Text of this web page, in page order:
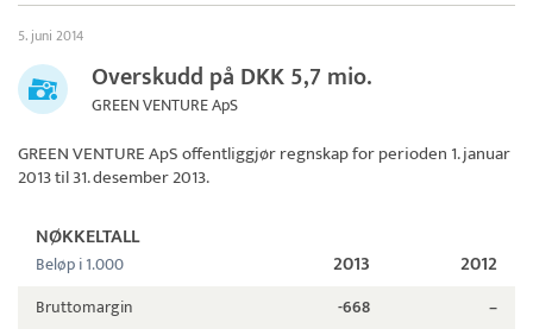
5. juni 2014
Overskudd på DKK 5,7 mio.
GREEN VENTURE ApS
GREEN VENTURE ApSoffentliggjør regnskap for perioden 1. januar
2013 til 31. desember 2013.
NØKKELTALL
Beløp i 1.000 2013 2012
Bruttomargin -668
–